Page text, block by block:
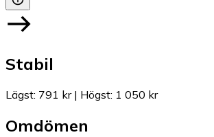
Stabil
Lägst: 791 kr| Högst: 1 050 kr
Omdömen